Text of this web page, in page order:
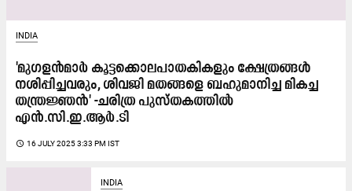
INDIA
'മുഗളൻമാർ കൂട്ടക്കൊലപാതകികളും ക്ഷേത്രങ്ങൾ
നശിപ്പിച്ചവരും, ശിവജി മതങ്ങളെ ബഹുമാനിച്ച മികച്ച
തന്ത്രജ്ഞൻ' -ചരിത്ര പുസ്തകത്തിൽ
എൻ‌.സി‌.ഇ.ആർ‌.ടി
access_time 16 JULY 2025 3:33 PM IST
INDIA